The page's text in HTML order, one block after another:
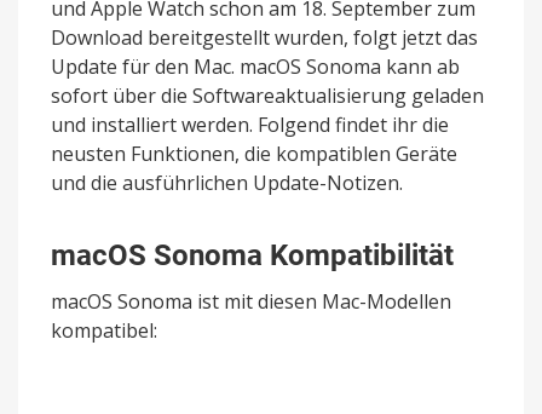
und Apple Watch schon am 18. September zum
Download bereitgestellt wurden, folgt jetzt das
Update für den Mac. macOS Sonoma kann ab
sofort über die Softwareaktualisierung geladen
und installiert werden. Folgend findet ihr die
neusten Funktionen, die kompatiblen Geräte
und die ausführlichen Update-Notizen.
macOS Sonoma Kompatibilität
macOS Sonoma ist mit diesen Mac-Modellen
kompatibel: